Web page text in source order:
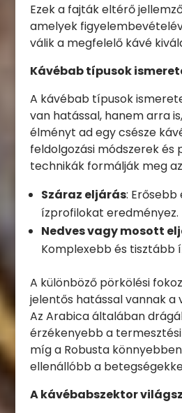
Ezek a fajták eltérő
amelyek
válik a megfelelő kávé
Kávébab típusok
A kávébab típusok
van hatással, hanem arra
élményt ad egy csésze
feldolgozási módszerek és
technikák formálják meg
Száraz eljárás:
ízprofilokat eredményez.
Nedves vagy mosott
Komplexebb és tisztább
A különböző pörkölési
jelentős hatással vannak a
Az Arabica általában
érzékenyebb a
míg a Robusta
ellenállóbb a
A kávébabszektor